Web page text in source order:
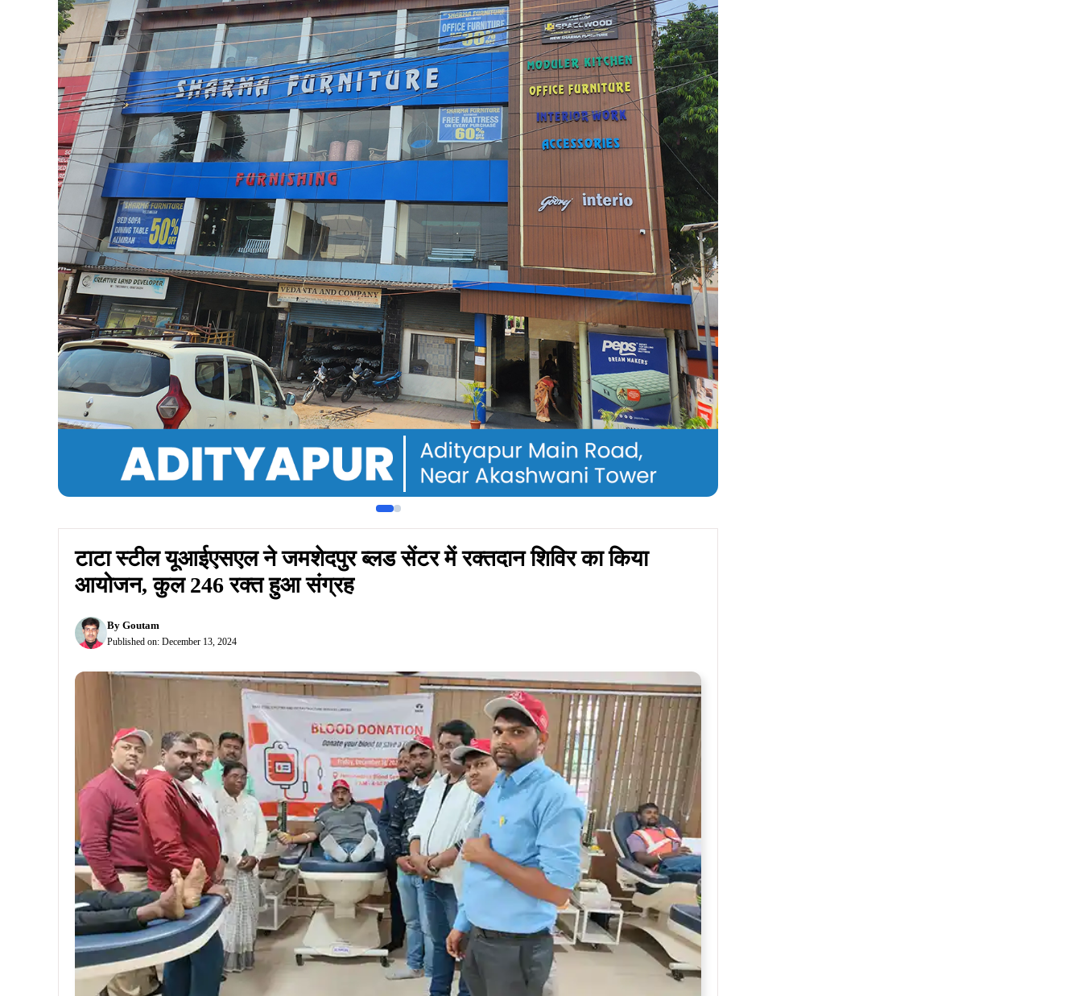
आयोजन, कुल 246 रक्त हुआ संग्रह
ByGoutam
Published on:December 13, 2024
Summarize : With ChatGPT With Perplexity With Google AI Mode
सामाजिक जिम्मेदारी और सामुदायिक कल्याण के प्रति अपनी निरंतर प्रतिबद्धता को दर्शाता है। इस पहल में लोगों ने बढ़-चढ़कर
हिस्सा लिया और उत्साही कर्मचारियों ने कुल 246 यूनिट रक्तदान किया।
इस कार्यक्रम में टाटा स्टील यूआईएसएल के प्रबंध निदेशक रितु राज सिन्हा और जुस्को श्रमिक यूनियन के अध्यक्ष रघुनाथ पांडे
की उपस्थिति रही। उनके समर्थन और प्रोत्साहन ने प्रतिभागियों को प्रेरित किया और सामुदायिक कल्याण के प्रति संगठन के
समर्पण की पुष्टि की।